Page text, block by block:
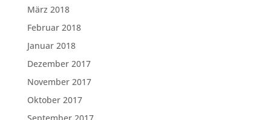
März 2018
Februar 2018
Januar 2018
Dezember 2017
November 2017
Oktober 2017